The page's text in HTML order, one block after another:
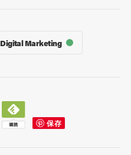
Digital Marketing